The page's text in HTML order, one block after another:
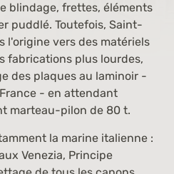
blindage, frettes, éléments
puddlé. Toutefois, Saint-
l'origine vers des matériels
fabrications plus lourdes,
des plaques au laminoir -
- en attendant
marteau-pilon de 80 t.
la marine italienne :
Venezia, Principe